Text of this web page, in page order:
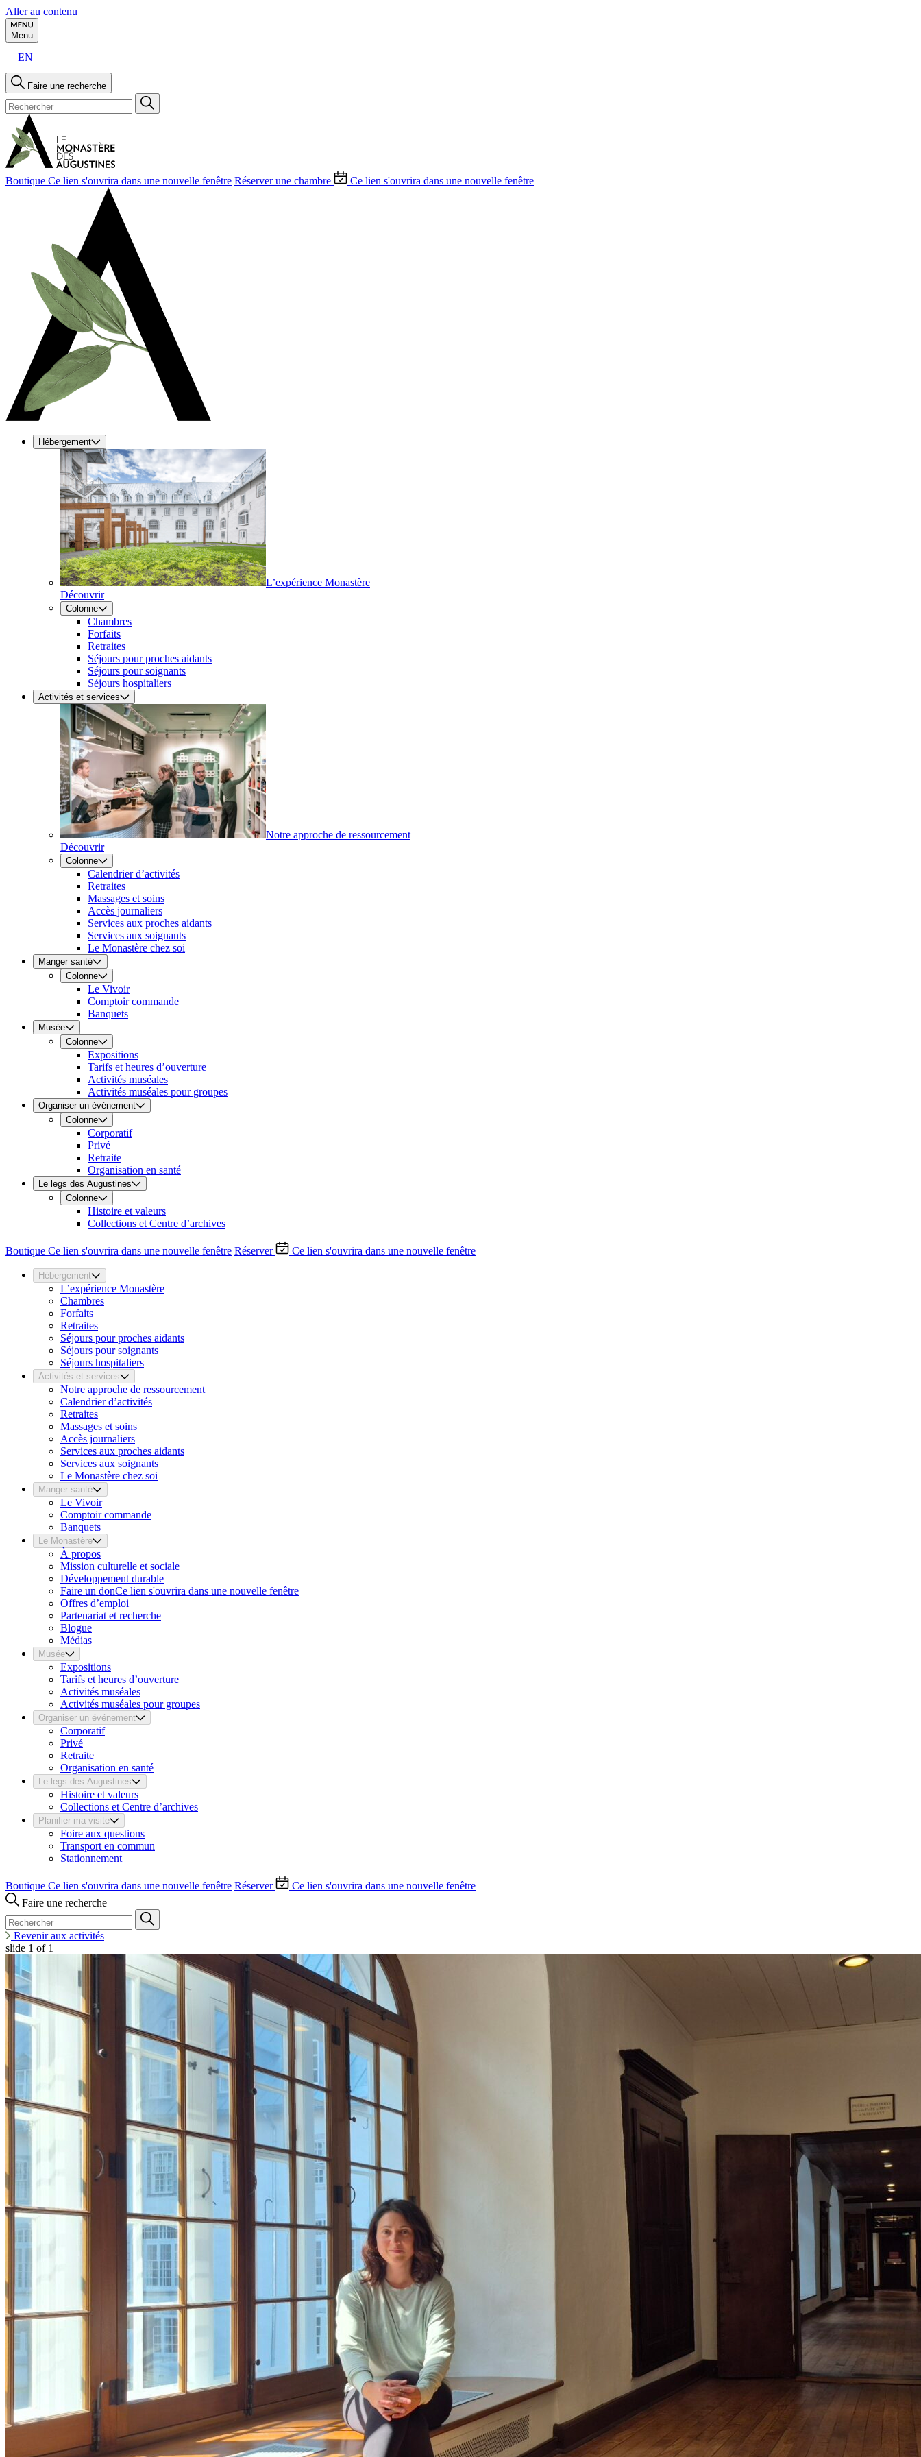
Aller au contenu
Menu
EN
Faire une recherche
Boutique Ce lien s'ouvrira dans une nouvelle fenêtre Réserver une chambre Ce lien s'ouvrira dans une nouvelle fenêtre
Hébergement
L’expérience Monastère
Découvrir
Colonne
Chambres
Forfaits
Retraites
Séjours pour proches aidants
Séjours pour soignants
Séjours hospitaliers
Activités et services
Notre approche de ressourcement
Découvrir
Colonne
Calendrier d’activités
Retraites
Massages et soins
Accès journaliers
Services aux proches aidants
Services aux soignants
Le Monastère chez soi
Manger santé
Colonne
Le Vivoir
Comptoir commande
Banquets
Musée
Colonne
Expositions
Tarifs et heures d’ouverture
Activités muséales
Activités muséales pour groupes
Organiser un événement
Colonne
Corporatif
Privé
Retraite
Organisation en santé
Le legs des Augustines
Colonne
Histoire et valeurs
Collections et Centre d’archives
Boutique Ce lien s'ouvrira dans une nouvelle fenêtre Réserver Ce lien s'ouvrira dans une nouvelle fenêtre
Hébergement
L’expérience Monastère
Chambres
Forfaits
Retraites
Séjours pour proches aidants
Séjours pour soignants
Séjours hospitaliers
Activités et services
Notre approche de ressourcement
Calendrier d’activités
Retraites
Massages et soins
Accès journaliers
Services aux proches aidants
Services aux soignants
Le Monastère chez soi
Manger santé
Le Vivoir
Comptoir commande
Banquets
Le Monastère
À propos
Mission culturelle et sociale
Développement durable
Faire un donCe lien s'ouvrira dans une nouvelle fenêtre
Offres d’emploi
Partenariat et recherche
Blogue
Médias
Musée
Expositions
Tarifs et heures d’ouverture
Activités muséales
Activités muséales pour groupes
Organiser un événement
Corporatif
Privé
Retraite
Organisation en santé
Le legs des Augustines
Histoire et valeurs
Collections et Centre d’archives
Planifier ma visite
Foire aux questions
Transport en commun
Stationnement
Boutique Ce lien s'ouvrira dans une nouvelle fenêtre Réserver
Ce lien s'ouvrira dans une nouvelle fenêtre
Faire une recherche
Revenir aux activités
slide 1 of 1